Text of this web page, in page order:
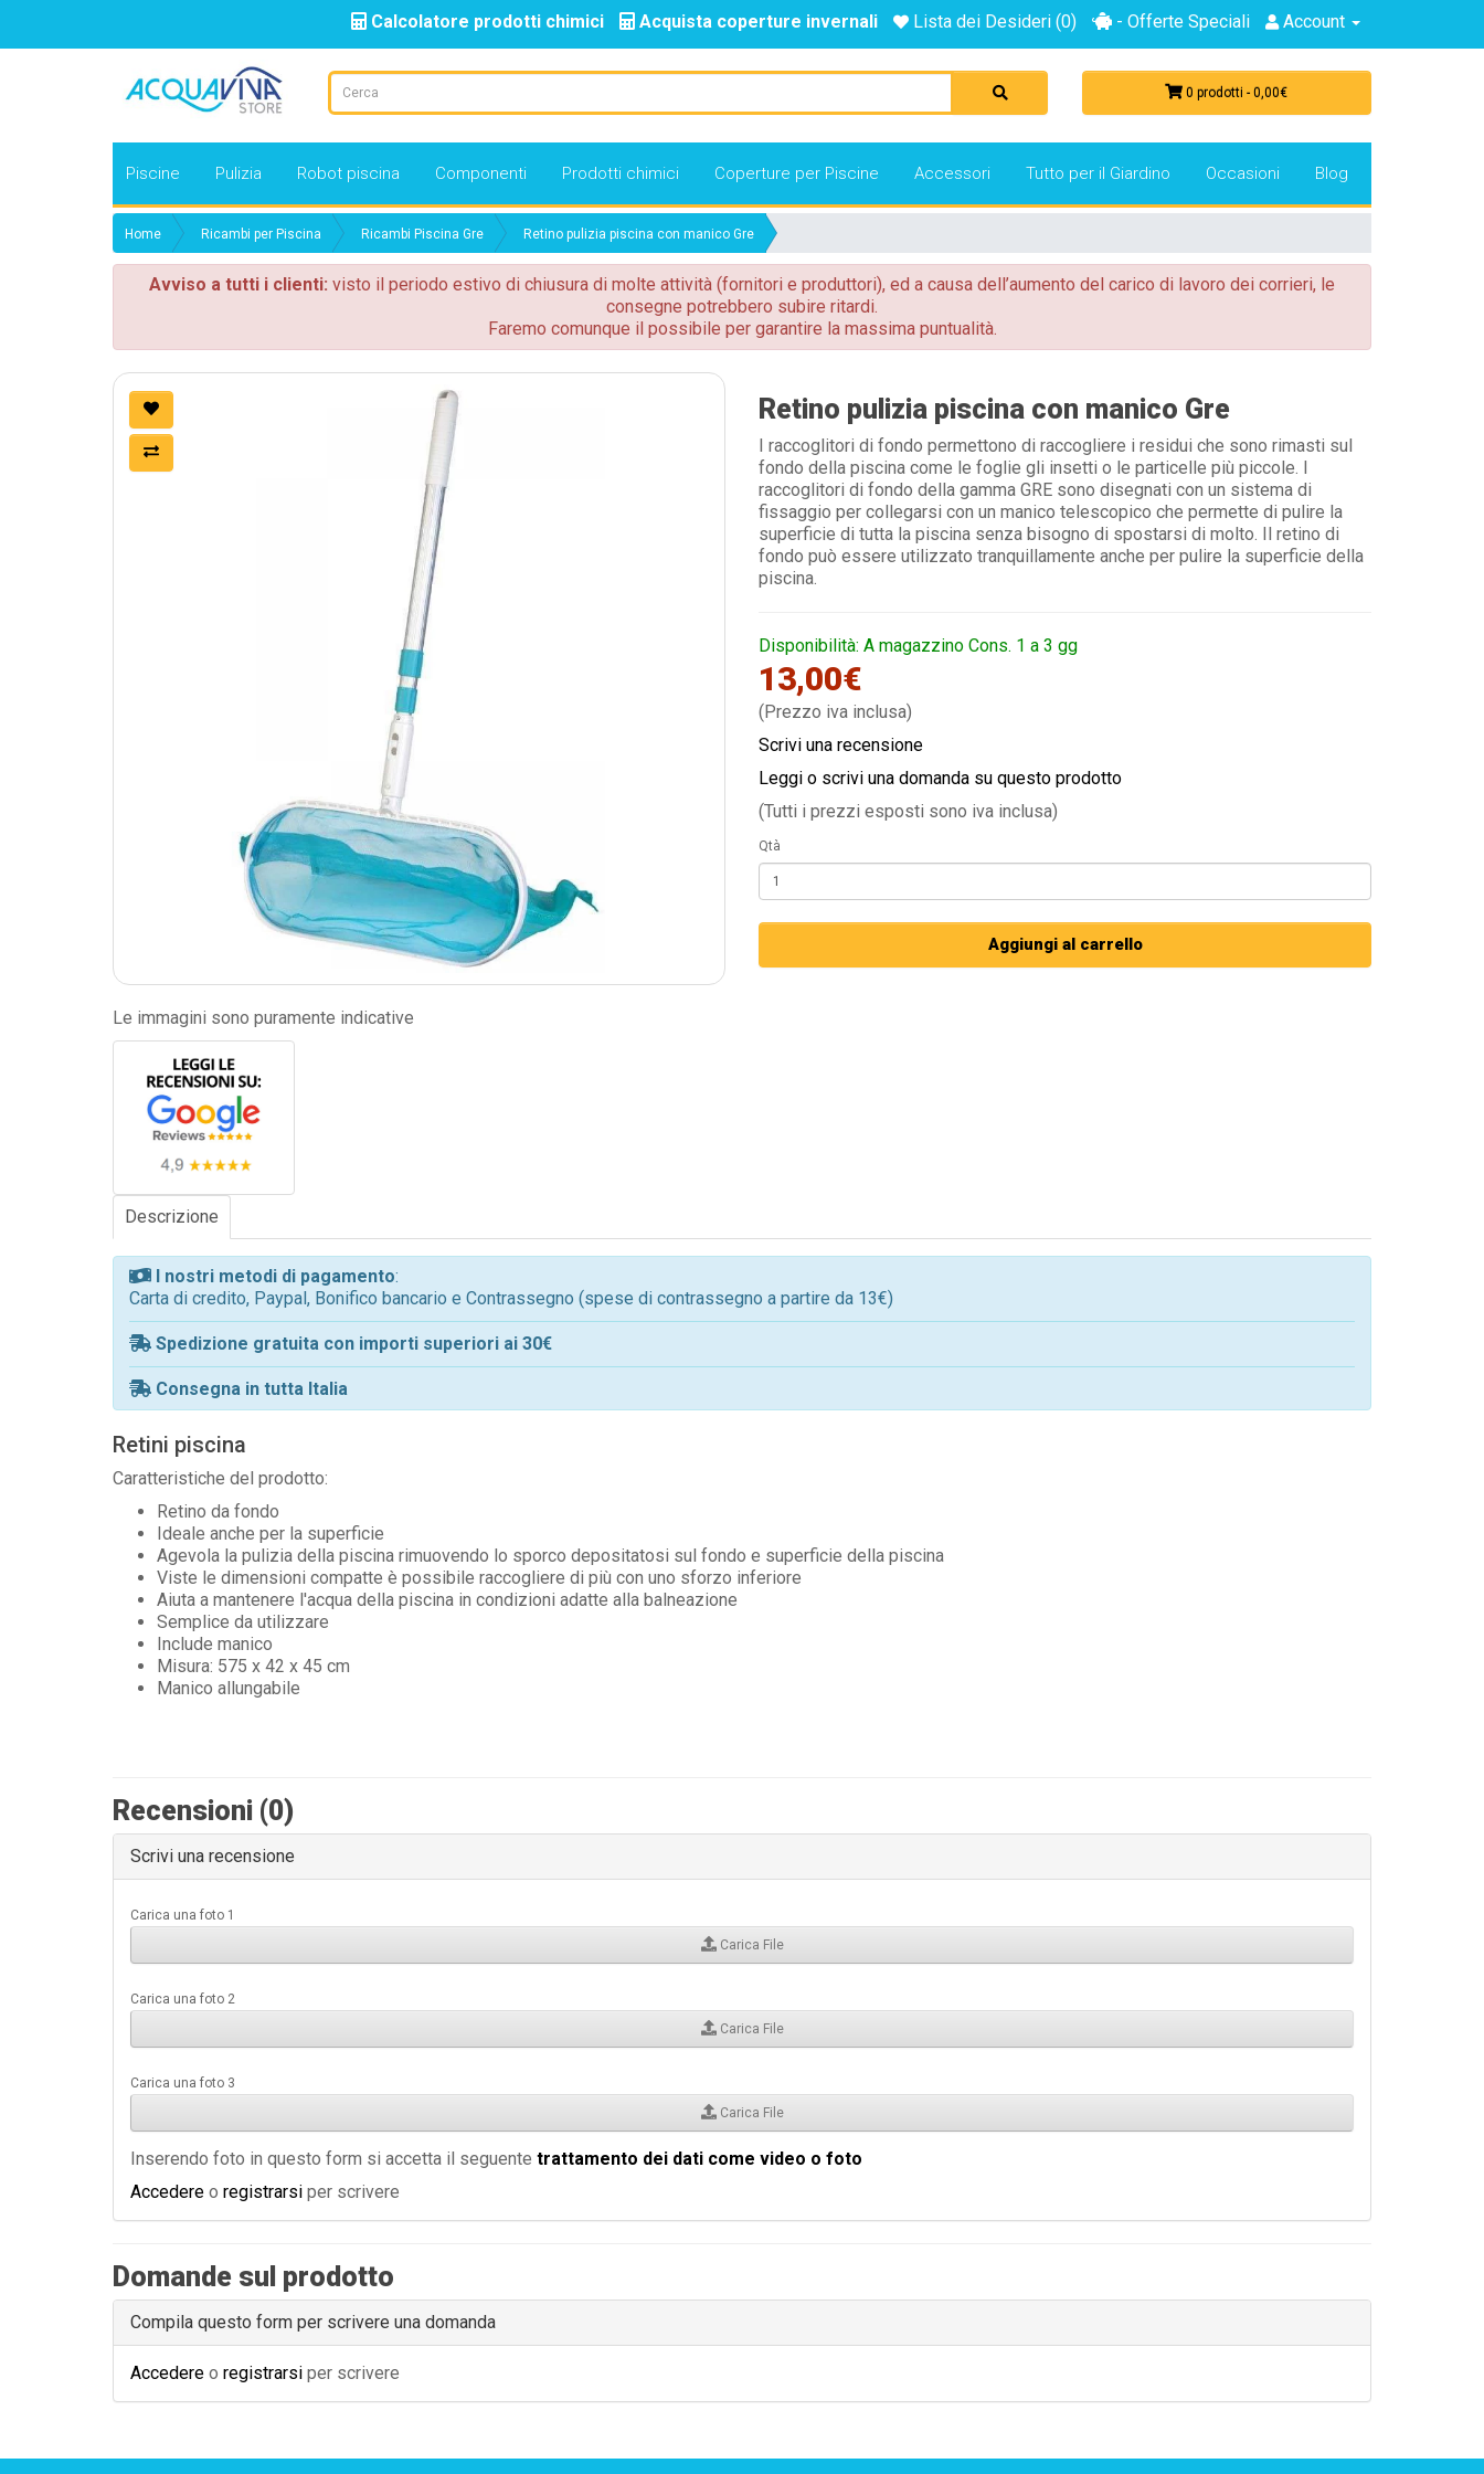
Calcolatore prodotti chimici Acquista coperture invernali Lista dei Desideri (0) - Offerte Speciali Account
0 prodotti - 0,00€
Piscine Pulizia Robot piscina Componenti Prodotti chimici Coperture per Piscine Accessori Tutto per il Giardino Occasioni Blog
Home Ricambi per Piscina Ricambi Piscina Gre Retino pulizia piscina con manico Gre
Avviso a tutti i clienti: visto il periodo estivo di chiusura di molte attività (fornitori e produttori), ed a causa dell’aumento del carico di lavoro dei corrieri, le
consegne potrebbero subire ritardi.
Faremo comunque il possibile per garantire la massima puntualità.
Le immagini sono puramente indicative
Retino pulizia piscina con manico Gre
I raccoglitori di fondo permettono di raccogliere i residui che sono rimasti sul
fondo della piscina come le foglie gli insetti o le particelle più piccole. I
raccoglitori di fondo della gamma GRE sono disegnati con un sistema di
fissaggio per collegarsi con un manico telescopico che permette di pulire la
superficie di tutta la piscina senza bisogno di spostarsi di molto. Il retino di
fondo può essere utilizzato tranquillamente anche per pulire la superficie della
piscina.
Disponibilità: A magazzino Cons. 1 a 3 gg
13,00€
(Prezzo iva inclusa)
Scrivi una recensione
Leggi o scrivi una domanda su questo prodotto
(Tutti i prezzi esposti sono iva inclusa)
Qtà
Aggiungi al carrello
Descrizione
I nostri metodi di pagamento:
Carta di credito, Paypal, Bonifico bancario e Contrassegno (spese di contrassegno a partire da 13€)
Spedizione gratuita con importi superiori ai 30€
Consegna in tutta Italia
Retini piscina
Caratteristiche del prodotto:
Retino da fondo
Ideale anche per la superficie
Agevola la pulizia della piscina rimuovendo lo sporco depositatosi sul fondo e superficie della piscina
Viste le dimensioni compatte è possibile raccogliere di più con uno sforzo inferiore
Aiuta a mantenere l'acqua della piscina in condizioni adatte alla balneazione
Semplice da utilizzare
Include manico
Misura: 575 x 42 x 45 cm
Manico allungabile
Recensioni (0)
Scrivi una recensione
Carica una foto 1
Carica File
Carica una foto 2
Carica File
Carica una foto 3
Carica File
Inserendo foto in questo form si accetta il seguente trattamento dei dati come video o foto
Accedere o registrarsi per scrivere
Domande sul prodotto
Compila questo form per scrivere una domanda
Accedere o registrarsi per scrivere